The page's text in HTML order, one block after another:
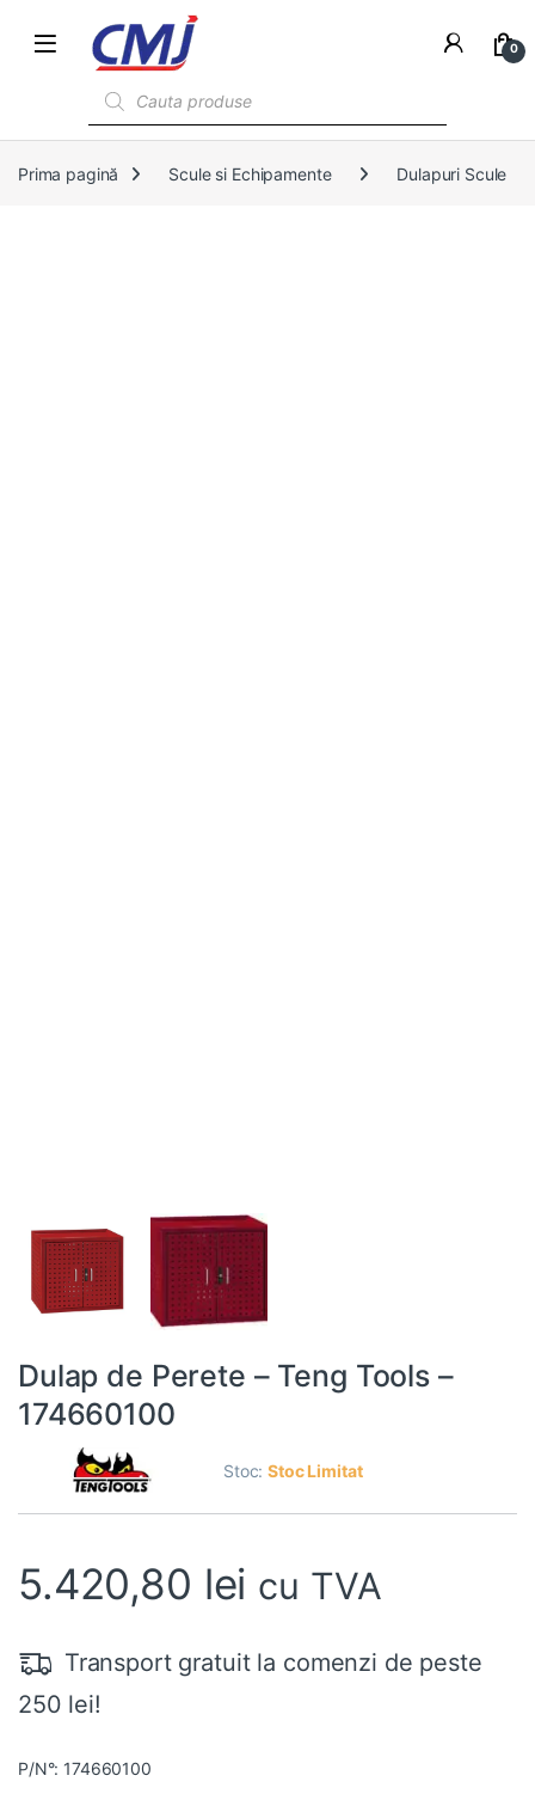
0
Prima pagină Scule si Echipamente Dulapuri Scule
Dulap de Perete – Teng Tools –
174660100
Stoc:Stoc Limitat
5.420,80 lei cu TVA
Transport gratuit la comenzi de peste
250 lei!
P/N°: 174660100